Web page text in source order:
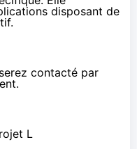
disposant de
contacté par